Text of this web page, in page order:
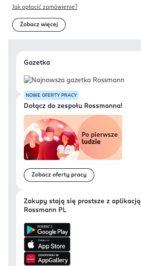
Jak opłacić zamówienie?
Zobacz więcej
Gazetka
NOWE OFERTY PRACY
Dołącz do zespołu Rossmanna!
Zobacz oferty pracy
Zakupy stają się prostsze z aplikacją
Rossmann PL